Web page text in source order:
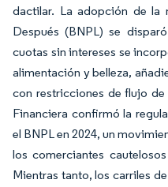
dactilar. La adopción de la
Después (BNPL) se
cuotas sin intereses se
alimentación y belleza,
con restricciones de flujo
Financiera confirmó la
el BNPL en 2024, un
los comerciantes
Mientras tanto, los carriles